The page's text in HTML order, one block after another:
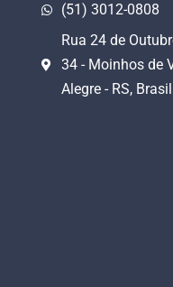
(51) 3012-0808
Rua 24 de
34 - Moinhos de
Alegre - RS, Brasil